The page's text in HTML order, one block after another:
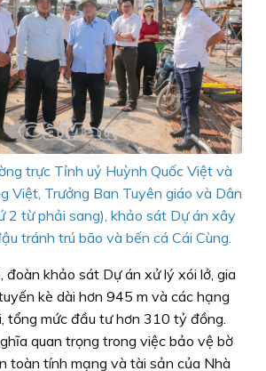
trực Tỉnh uỷ Huỳnh Quốc Việt và
Việt, Trưởng Ban Tuyên giáo và Dân
2 từ phải sang), khảo sát Dự án xây
tránh trú bão và bến cá Cái Cùng.
đoàn khảo sát Dự án xử lý xói lở, gia
kè dài hơn 945 m và các hạng
tổng mức đầu tư hơn 310 tỷ đồng.
quan trọng trong việc bảo vệ bờ
toàn tính mạng và tài sản của Nhà